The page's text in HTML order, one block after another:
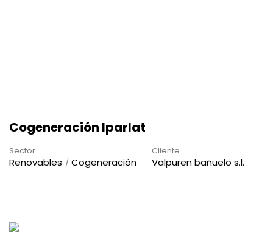
Cogeneración Iparlat
Sector
Renovables Cogeneración
Cliente
Valpuren bañuelo s.l.